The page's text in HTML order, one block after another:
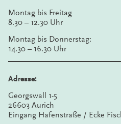
Montag bis Freitag
8.30 – 12.30 Uhr
Montag bis Donnerstag:
14.30 – 16.30 Uhr
Adresse:
Georgswall 1-5
26603 Aurich
Eingang Hafenstraße / Ecke